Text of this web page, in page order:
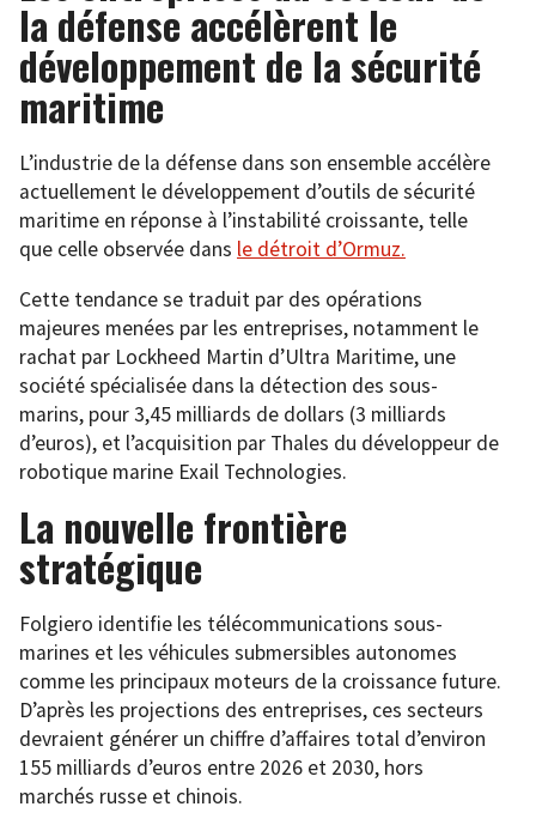
la défense accélèrent le
développement de la sécurité
maritime
L’industrie de la défense dans son ensemble accélère
actuellement le développement d’outils de sécurité
maritime en réponse à l’instabilité croissante, telle
que celle observée dans le détroit d’Ormuz.
Cette tendance se traduit par des opérations
majeures menées par les entreprises, notamment le
rachat par Lockheed Martin d’Ultra Maritime, une
société spécialisée dans la détection des sous-
marins, pour 3,45 milliards de dollars (3 milliards
d’euros), et l’acquisition par Thales du développeur de
robotique marine Exail Technologies.
La nouvelle frontière
stratégique
Folgiero identifie les télécommunications sous-
marines et les véhicules submersibles autonomes
comme les principaux moteurs de la croissance future.
D’après les projections des entreprises, ces secteurs
devraient générer un chiffre d’affaires total d’environ
155 milliards d’euros entre 2026 et 2030, hors
marchés russe et chinois.